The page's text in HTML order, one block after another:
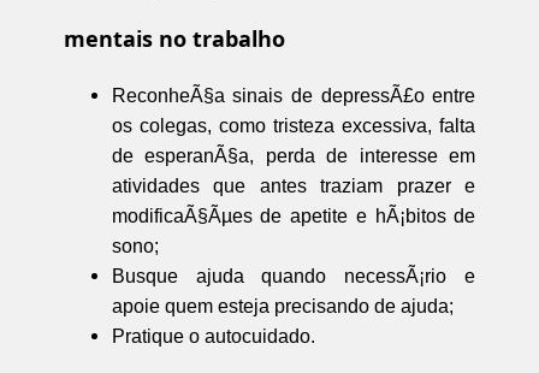
mentais no trabalho
ReconheÃ§a sinais de depressÃ£o entre
os colegas, como tristeza excessiva, falta
de esperanÃ§a, perda de interesse em
atividades que antes traziam prazer e
modificaÃ§Ãµes de apetite e hÃ¡bitos de
sono;
Busque ajuda quando necessÃ¡rio e
apoie quem esteja precisando de ajuda;
Pratique o autocuidado.